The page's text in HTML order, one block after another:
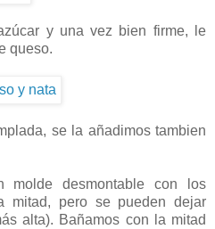
y una vez bien firme, le
queso.
se la añadimos tambien
molde desmontable con los
mitad, pero se pueden dejar
alta). Bañamos con la mitad